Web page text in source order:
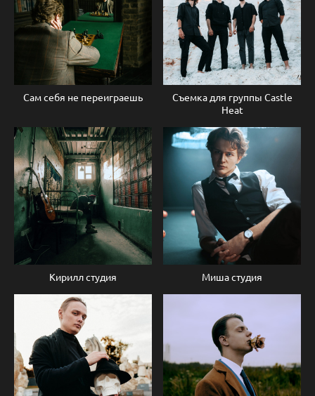
Сам себя не переиграешь
Съемка для группы Castle
Heat
Кирилл студия Миша студия